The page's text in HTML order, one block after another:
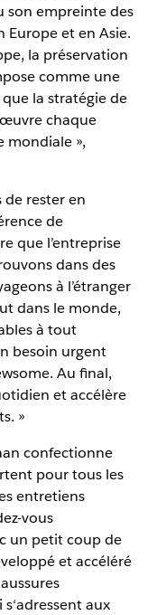
son empreinte des
Europe et en Asie.
la préservation
comme une
la stratégie de
chaque
mondiale »,
de rester en
de
que l’entreprise
dans des
à l’étranger
dans le monde,
à tout
besoin urgent
Au final,
et accélère
»
confectionne
pour tous les
entretiens
vous
un petit coup de
et accéléré
aux